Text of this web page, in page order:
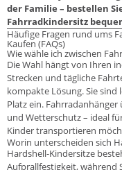
der Familie – bestellen
Fahrradkindersitz
Häufige Fragen rund ums
Kaufen (FAQs)
Wie wähle ich zwischen
Die Wahl hängt von Ihren
Strecken und tägliche
kompakte Lösung. Sie
Platz ein.
und Wetterschutz – ideal
Kinder transportieren
Worin unterscheiden sich
Hardshell-Kindersitze
Aufprallfestigkeit, während